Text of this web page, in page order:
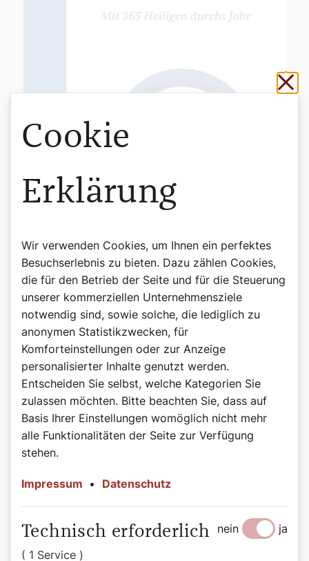
©Wiener Dom-Verlag
Das Buch zum Podcast
Heilige, das sind beeindruckende Persönlichkeiten auf
allen Kontinenten, in allen Jahrhunderten: Herrscher und
Sklaven, Brave und Aufmüpfige, Geistliche und Laien.
Diese bunte Schar porträtiert Autorin Bernadette Spitzer
in kurzweilig-informativen Geschichten, wobei sie die
Besonderheit der jeweiligen Persönlichkeit treffend
eine heutige Sprache und spart dabei nicht mit einem
Augenzwinkern. Die tägliche Auswahl dieser „Vorbilder“
reicht von in der breiten Öffentlichkeit weniger
bekannten, bis hin zu solchen, die erst vor kurzem heilig-
oder seliggesprochen wurden. Aufgefrischt durch
moderne Illustrationen und bemerkenswerte Zitate wird
Cookie
Erklärung
Wir verwenden Cookies, um Ihnen ein perfektes
Besuchserlebnis zu bieten. Dazu zählen Cookies,
die für den Betrieb der Seite und für die Steuerung
unserer kommerziellen Unternehmensziele
notwendig sind, sowie solche, die lediglich zu
anonymen Statistikzwecken, für
Komforteinstellungen oder zur Anzeige
personalisierter Inhalte genutzt werden.
Entscheiden Sie selbst, welche Kategorien Sie
zulassen möchten. Bitte beachten Sie, dass auf
Basis Ihrer Einstellungen womöglich nicht mehr
alle Funktionalitäten der Seite zur Verfügung
stehen.
Impressum • Datenschutz
Technisch erforderlich
( 1 Service )
nein ja